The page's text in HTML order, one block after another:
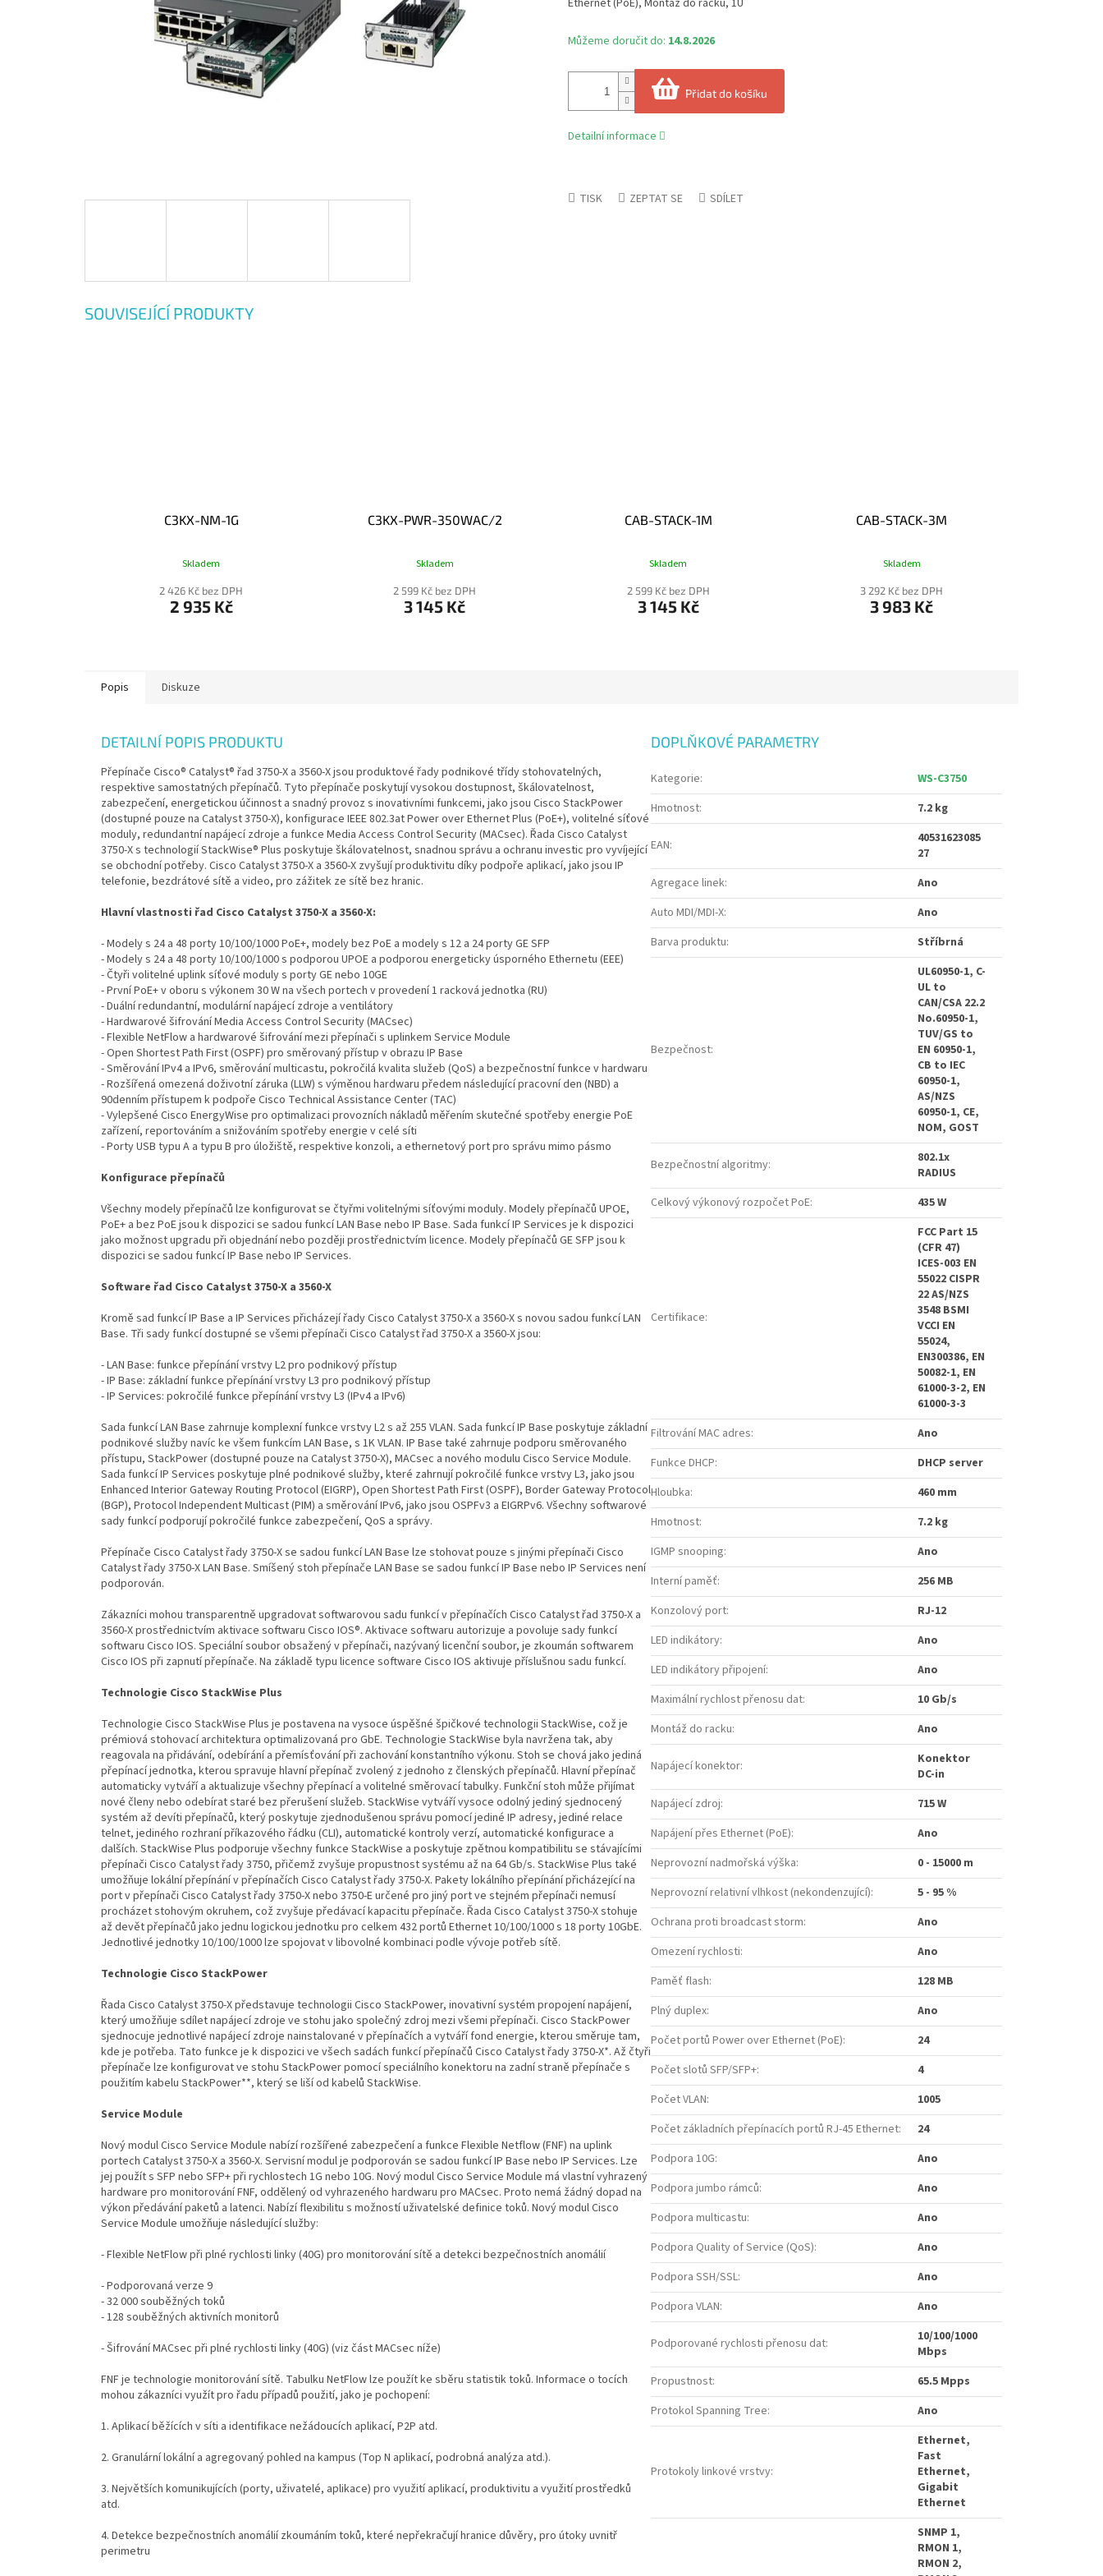
Můžeme doručit do: 14.8.2026
Přidat do košíku
Ethernet (PoE), Montáž do racku, 1U
Detailní informace
TISK ZEPTAT SE SDÍLET
SOUVISEJÍCÍ PRODUKTY
C3KX-NM-1G
Skladem
2 426 Kč bez DPH
2 935 Kč
C3KX-PWR-350WAC/2
Skladem
2 599 Kč bez DPH
3 145 Kč
CAB-STACK-1M
Skladem
2 599 Kč bez DPH
3 145 Kč
CAB-STACK-3M
Skladem
3 292 Kč bez DPH
3 983 Kč
Popis Diskuze
DETAILNÍ POPIS PRODUKTU
Přepínače Cisco® Catalyst® řad 3750-X a 3560-X jsou produktové řady podnikové třídy stohovatelných,
respektive samostatných přepínačů. Tyto přepínače poskytují vysokou dostupnost, škálovatelnost,
zabezpečení, energetickou účinnost a snadný provoz s inovativními funkcemi, jako jsou Cisco StackPower
(dostupné pouze na Catalyst 3750-X), konfigurace IEEE 802.3at Power over Ethernet Plus (PoE+), volitelné síťové
moduly, redundantní napájecí zdroje a funkce Media Access Control Security (MACsec). Řada Cisco Catalyst
3750-X s technologií StackWise® Plus poskytuje škálovatelnost, snadnou správu a ochranu investic pro vyvíjející
se obchodní potřeby. Cisco Catalyst 3750-X a 3560-X zvyšují produktivitu díky podpoře aplikací, jako jsou IP
telefonie, bezdrátové sítě a video, pro zážitek ze sítě bez hranic.
Hlavní vlastnosti řad Cisco Catalyst 3750-X a 3560-X:
- Modely s 24 a 48 porty 10/100/1000 PoE+, modely bez PoE a modely s 12 a 24 porty GE SFP
- Modely s 24 a 48 porty 10/100/1000 s podporou UPOE a podporou energeticky úsporného Ethernetu (EEE)
- Čtyři volitelné uplink síťové moduly s porty GE nebo 10GE
- První PoE+ v oboru s výkonem 30 W na všech portech v provedení 1 racková jednotka (RU)
- Duální redundantní, modulární napájecí zdroje a ventilátory
- Hardwarové šifrování Media Access Control Security (MACsec)
- Flexible NetFlow a hardwarové šifrování mezi přepínači s uplinkem Service Module
- Open Shortest Path First (OSPF) pro směrovaný přístup v obrazu IP Base
- Směrování IPv4 a IPv6, směrování multicastu, pokročilá kvalita služeb (QoS) a bezpečnostní funkce v hardwaru
- Rozšířená omezená doživotní záruka (LLW) s výměnou hardwaru předem následující pracovní den (NBD) a
90denním přístupem k podpoře Cisco Technical Assistance Center (TAC)
- Vylepšené Cisco EnergyWise pro optimalizaci provozních nákladů měřením skutečné spotřeby energie PoE
zařízení, reportováním a snižováním spotřeby energie v celé síti
- Porty USB typu A a typu B pro úložiště, respektive konzoli, a ethernetový port pro správu mimo pásmo
Konfigurace přepínačů
Všechny modely přepínačů lze konfigurovat se čtyřmi volitelnými síťovými moduly. Modely přepínačů UPOE,
PoE+ a bez PoE jsou k dispozici se sadou funkcí LAN Base nebo IP Base. Sada funkcí IP Services je k dispozici
jako možnost upgradu při objednání nebo později prostřednictvím licence. Modely přepínačů GE SFP jsou k
dispozici se sadou funkcí IP Base nebo IP Services.
Software řad Cisco Catalyst 3750-X a 3560-X
Kromě sad funkcí IP Base a IP Services přicházejí řady Cisco Catalyst 3750-X a 3560-X s novou sadou funkcí LAN
Base. Tři sady funkcí dostupné se všemi přepínači Cisco Catalyst řad 3750-X a 3560-X jsou:
- LAN Base: funkce přepínání vrstvy L2 pro podnikový přístup
- IP Base: základní funkce přepínání vrstvy L3 pro podnikový přístup
- IP Services: pokročilé funkce přepínání vrstvy L3 (IPv4 a IPv6)
Sada funkcí LAN Base zahrnuje komplexní funkce vrstvy L2 s až 255 VLAN. Sada funkcí IP Base poskytuje základní
podnikové služby navíc ke všem funkcím LAN Base, s 1K VLAN. IP Base také zahrnuje podporu směrovaného
přístupu, StackPower (dostupné pouze na Catalyst 3750-X), MACsec a nového modulu Cisco Service Module.
Sada funkcí IP Services poskytuje plné podnikové služby, které zahrnují pokročilé funkce vrstvy L3, jako jsou
Enhanced Interior Gateway Routing Protocol (EIGRP), Open Shortest Path First (OSPF), Border Gateway Protocol
(BGP), Protocol Independent Multicast (PIM) a směrování IPv6, jako jsou OSPFv3 a EIGRPv6. Všechny softwarové
sady funkcí podporují pokročilé funkce zabezpečení, QoS a správy.
Přepínače Cisco Catalyst řady 3750-X se sadou funkcí LAN Base lze stohovat pouze s jinými přepínači Cisco
Catalyst řady 3750-X LAN Base. Smíšený stoh přepínače LAN Base se sadou funkcí IP Base nebo IP Services není
podporován.
Zákazníci mohou transparentně upgradovat softwarovou sadu funkcí v přepínačích Cisco Catalyst řad 3750-X a
3560-X prostřednictvím aktivace softwaru Cisco IOS®. Aktivace softwaru autorizuje a povoluje sady funkcí
softwaru Cisco IOS. Speciální soubor obsažený v přepínači, nazývaný licenční soubor, je zkoumán softwarem
Cisco IOS při zapnutí přepínače. Na základě typu licence software Cisco IOS aktivuje příslušnou sadu funkcí.
Technologie Cisco StackWise Plus
Technologie Cisco StackWise Plus je postavena na vysoce úspěšné špičkové technologii StackWise, což je
prémiová stohovací architektura optimalizovaná pro GbE. Technologie StackWise byla navržena tak, aby
reagovala na přidávání, odebírání a přemísťování při zachování konstantního výkonu. Stoh se chová jako jediná
přepínací jednotka, kterou spravuje hlavní přepínač zvolený z jednoho z členských přepínačů. Hlavní přepínač
automaticky vytváří a aktualizuje všechny přepínací a volitelné směrovací tabulky. Funkční stoh může přijímat
nové členy nebo odebírat staré bez přerušení služeb. StackWise vytváří vysoce odolný jediný sjednocený
systém až devíti přepínačů, který poskytuje zjednodušenou správu pomocí jediné IP adresy, jediné relace
telnet, jediného rozhraní příkazového řádku (CLI), automatické kontroly verzí, automatické konfigurace a
dalších. StackWise Plus podporuje všechny funkce StackWise a poskytuje zpětnou kompatibilitu se stávajícími
přepínači Cisco Catalyst řady 3750, přičemž zvyšuje propustnost systému až na 64 Gb/s. StackWise Plus také
umožňuje lokální přepínání v přepínačích Cisco Catalyst řady 3750-X. Pakety lokálního přepínání přicházející na
port v přepínači Cisco Catalyst řady 3750-X nebo 3750-E určené pro jiný port ve stejném přepínači nemusí
procházet stohovým okruhem, což zvyšuje předávací kapacitu přepínače. Řada Cisco Catalyst 3750-X stohuje
až devět přepínačů jako jednu logickou jednotku pro celkem 432 portů Ethernet 10/100/1000 s 18 porty 10GbE.
Jednotlivé jednotky 10/100/1000 lze spojovat v libovolné kombinaci podle vývoje potřeb sítě.
Technologie Cisco StackPower
Řada Cisco Catalyst 3750-X představuje technologii Cisco StackPower, inovativní systém propojení napájení,
který umožňuje sdílet napájecí zdroje ve stohu jako společný zdroj mezi všemi přepínači. Cisco StackPower
sjednocuje jednotlivé napájecí zdroje nainstalované v přepínačích a vytváří fond energie, kterou směruje tam,
kde je potřeba. Tato funkce je k dispozici ve všech sadách funkcí přepínačů Cisco Catalyst řady 3750-X*. Až čtyři
přepínače lze konfigurovat ve stohu StackPower pomocí speciálního konektoru na zadní straně přepínače s
použitím kabelu StackPower**, který se liší od kabelů StackWise.
Service Module
Nový modul Cisco Service Module nabízí rozšířené zabezpečení a funkce Flexible Netflow (FNF) na uplink
portech Catalyst 3750-X a 3560-X. Servisní modul je podporován se sadou funkcí IP Base nebo IP Services. Lze
jej použít s SFP nebo SFP+ při rychlostech 1G nebo 10G. Nový modul Cisco Service Module má vlastní vyhrazený
hardware pro monitorování FNF, oddělený od vyhrazeného hardwaru pro MACsec. Proto nemá žádný dopad na
výkon předávání paketů a latenci. Nabízí flexibilitu s možností uživatelské definice toků. Nový modul Cisco
Service Module umožňuje následující služby:
- Flexible NetFlow při plné rychlosti linky (40G) pro monitorování sítě a detekci bezpečnostních anomálií
- Podporovaná verze 9
- 32 000 souběžných toků
- 128 souběžných aktivních monitorů
- Šifrování MACsec při plné rychlosti linky (40G) (viz část MACsec níže)
FNF je technologie monitorování sítě. Tabulku NetFlow lze použít ke sběru statistik toků. Informace o tocích
mohou zákazníci využít pro řadu případů použití, jako je pochopení:
1. Aplikací běžících v síti a identifikace nežádoucích aplikací, P2P atd.
2. Granulární lokální a agregovaný pohled na kampus (Top N aplikací, podrobná analýza atd.).
3. Největších komunikujících (porty, uživatelé, aplikace) pro využití aplikací, produktivitu a využití prostředků
atd.
4. Detekce bezpečnostních anomálií zkoumáním toků, které nepřekračují hranice důvěry, pro útoky uvnitř
perimetru
DOPLŇKOVÉ PARAMETRY
Kategorie:
WS-C3750
Hmotnost: 7.2 kg
EAN:
40531623085
27
Agregace linek:
Ano
Auto MDI/MDI-X:
Ano
Barva produktu: Stříbrná
Bezpečnost:
UL60950-1, C-
UL to
CAN/CSA 22.2
No.60950-1,
TUV/GS to
EN 60950-1,
CB to IEC
60950-1,
AS/NZS
60950-1, CE,
NOM, GOST
Bezpečnostní algoritmy:
802.1x
RADIUS
Celkový výkonový rozpočet PoE: 435 W
Certifikace:
FCC Part 15
(CFR 47)
ICES-003 EN
55022 CISPR
22 AS/NZS
3548 BSMI
VCCI EN
55024,
EN300386, EN
50082-1, EN
61000-3-2, EN
61000-3-3
Filtrování MAC adres:
Ano
Funkce DHCP:
DHCP server
Hloubka:
460 mm
Hmotnost:
7.2 kg
IGMP snooping:
Ano
Interní paměť:
256 MB
Konzolový port:
RJ-12
LED indikátory:
Ano
LED indikátory připojení:
Ano
Maximální rychlost přenosu dat:
10 Gb/s
Montáž do racku: Ano
Napájecí konektor:
Konektor
DC-in
Napájecí zdroj:
715 W
Napájení přes Ethernet (PoE):
Ano
Neprovozní nadmořská výška:
0 - 15000 m
Neprovozní relativní vlhkost (nekondenzující):
5 - 95 %
Ochrana proti broadcast storm:
Ano
Omezení rychlosti:
Ano
Paměť flash:
128 MB
Plný duplex:
Ano
Počet portů Power over Ethernet (PoE):
24
Počet slotů SFP/SFP+:
4
Počet VLAN:
1005
Počet základních přepínacích portů RJ-45 Ethernet:
24
Podpora 10G:
Ano
Podpora jumbo rámců:
Ano
Podpora multicastu:
Ano
Podpora Quality of Service (QoS):
Ano
Podpora SSH/SSL:
Ano
Podpora VLAN: Ano
Podporované rychlosti přenosu dat:
10/100/1000
Mbps
Propustnost:
65.5 Mpps
Protokol Spanning Tree: Ano
Protokoly linkové vrstvy:
Ethernet,
Fast
Ethernet,
Gigabit
Ethernet
SNMP 1,
RMON 1,
RMON 2,